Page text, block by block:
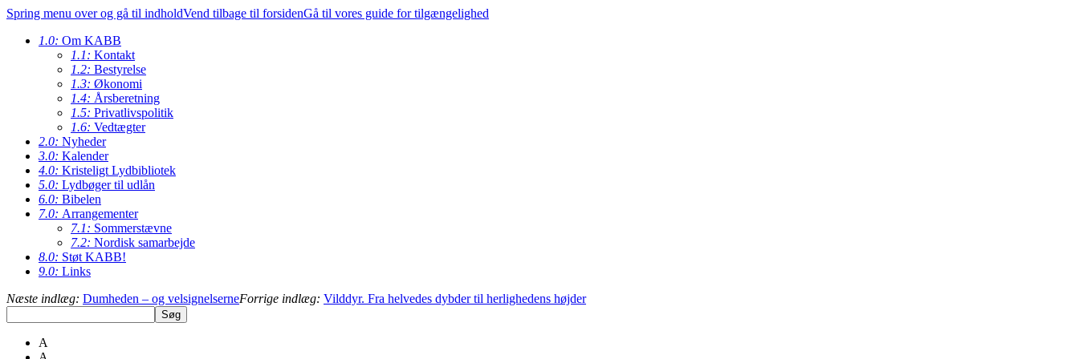
Spring menu over og gå til indholdVend tilbage til forsidenGå til vores guide for tilgængelighed
1.0: Om KABB
1.1: Kontakt
1.2: Bestyrelse
1.3: Økonomi
1.4: Årsberetning
1.5: Privatlivspolitik
1.6: Vedtægter
2.0: Nyheder
3.0: Kalender
4.0: Kristeligt Lydbibliotek
5.0: Lydbøger til udlån
6.0: Bibelen
7.0: Arrangementer
7.1: Sommerstævne
7.2: Nordisk samarbejde
8.0: Støt KABB!
9.0: Links
Næste indlæg: Dumheden – og velsignelserneForrige indlæg: Vilddyr. Fra helvedes dybder til herlighedens højder
A